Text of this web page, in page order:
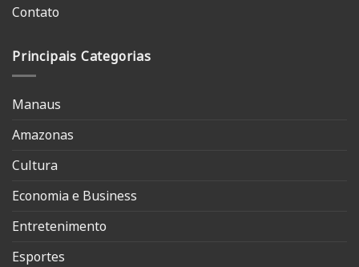
Contato
Principais Categorias
Manaus
Amazonas
Cultura
Economia e Business
Entretenimento
Esportes